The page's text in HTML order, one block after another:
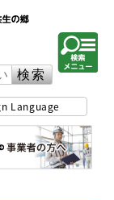
Language